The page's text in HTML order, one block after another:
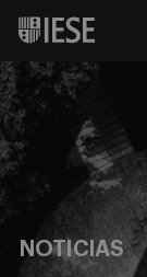
NOTICIAS